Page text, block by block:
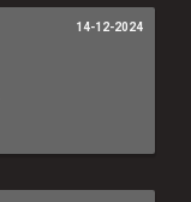
14-12-2024